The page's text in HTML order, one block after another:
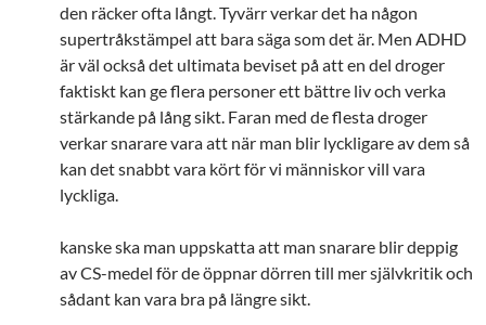
den räcker ofta långt. Tyvärr verkar det ha någon
supertråkstämpel att bara säga som det är. Men ADHD
är väl också det ultimata beviset på att en del droger
faktiskt kan ge flera personer ett bättre liv och verka
stärkande på lång sikt. Faran med de flesta droger
verkar snarare vara att när man blir lyckligare av dem så
kan det snabbt vara kört för vi människor vill vara
lyckliga.
kanske ska man uppskatta att man snarare blir deppig
av CS-medel för de öppnar dörren till mer självkritik och
sådant kan vara bra på längre sikt.